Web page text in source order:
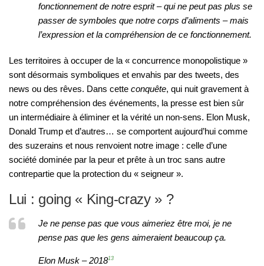
fonctionnement de notre esprit – qui ne peut pas plus se
passer de symboles que notre corps d’aliments – mais
l’expression et la compréhension de ce fonctionnement.
Les territoires à occuper de la « concurrence monopolistique »
sont désormais symboliques et envahis par des tweets, des
news ou des rêves. Dans cette conquête, qui nuit gravement à
notre compréhension des événements, la presse est bien sûr
un intermédiaire à éliminer et la vérité un non-sens. Elon Musk,
Donald Trump et d’autres… se comportent aujourd’hui comme
des suzerains et nous renvoient notre image : celle d’une
société dominée par la peur et prête à un troc sans autre
contrepartie que la protection du « seigneur ».
Lui : going « King-crazy » ?
Je ne pense pas que vous aimeriez être moi, je ne
pense pas que les gens aimeraient beaucoup ça.
Elon Musk – 201813